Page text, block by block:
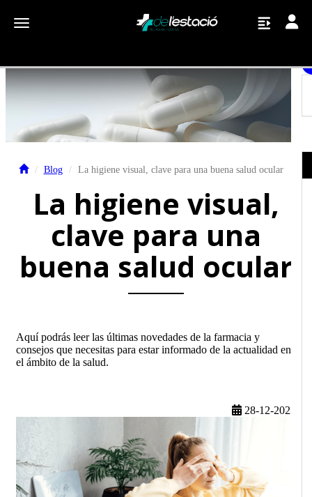
Toggle navigation
Blog La higiene visual, clave para una buena salud ocular
La higiene visual,
clave para una
buena salud ocular
Aquí podrás leer las últimas novedades de la farmacia y
consejos que necesitas para estar informado de la actualidad en
el ámbito de la salud.
28-12-2023